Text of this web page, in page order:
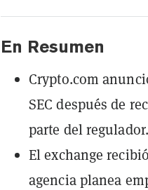
En Resumen
Crypto.com
SEC después de
parte del regulador.
El exchange
agencia planea